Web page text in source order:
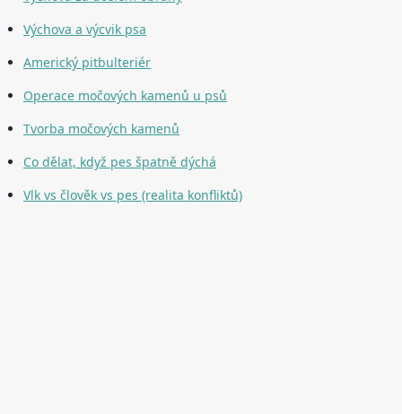
Výchova a výcvik psa
Americký pitbulteriér
Operace močových kamenů u psů
Tvorba močových kamenů
Co dělat, když pes špatně dýchá
Vlk vs člověk vs pes (realita konfliktů)